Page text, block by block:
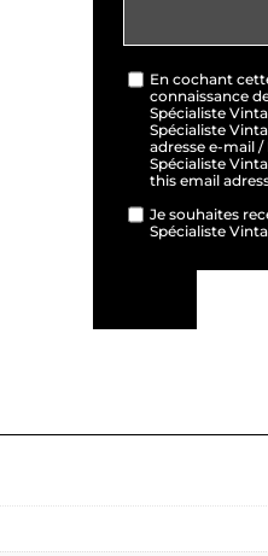
En cochant
connaissance
Spécialiste
Spécialiste
adresse e-mail
Spécialiste
this email
Je souhaites
Spécialiste